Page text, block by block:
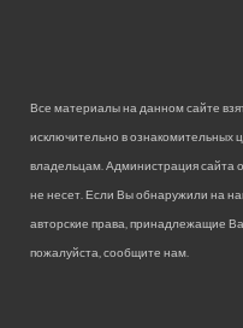
Все материалы на данном сайте
исключительно в ознакомительных
владельцам. Администрация сайта
не несет. Если Вы обнаружили на
авторские права, принадлежащие
пожалуйста, сообщите нам.